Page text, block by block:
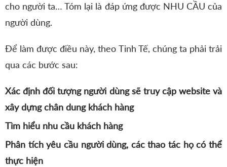
cho người ta… Tóm lại là đáp ứng được NHU CẦU của
người dùng.
Để làm được điều này, theo Tinh Tế, chúng ta phải trải
qua các bước sau:
Xác định đối tượng người dùng sẽ truy cập website và
xây dựng chân dung khách hàng
Tìm hiểu nhu cầu khách hàng
Phân tích yêu cầu người dùng, các thao tác họ có thể
thực hiện